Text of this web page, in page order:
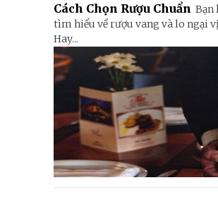
Cách Chọn Rượu Chuẩn Bạn
tìm hiểu về rượu vang và lo ngại
Hay...